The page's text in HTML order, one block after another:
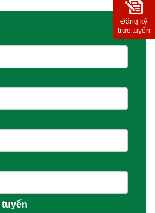
tuyển
Đăng ký
trực tuyến